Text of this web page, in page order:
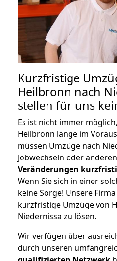
Kurzfristige
Heilbronn nach
stellen für uns
Es ist nicht immer
Heilbronn lange im
müssen Umzüge nach
Jobwechseln oder
Veränderungen
Wenn Sie sich in einer
keine Sorge! Unsere
kurzfristige Umzüge von
Niedernissa zu lösen.
Wir verfügen über
durch unseren